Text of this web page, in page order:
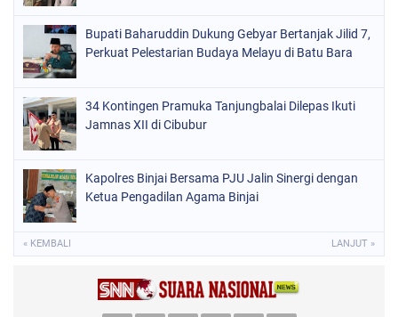
Bupati Baharuddin Dukung Gebyar Bertanjak Jilid 7,
Perkuat Pelestarian Budaya Melayu di Batu Bara
34 Kontingen Pramuka Tanjungbalai Dilepas Ikuti
Jamnas XII di Cibubur
Kapolres Binjai Bersama PJU Jalin Sinergi dengan
Ketua Pengadilan Agama Binjai
« KEMBALI LANJUT »